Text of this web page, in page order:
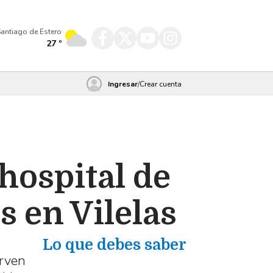
de Estero
27 º
Ingresar/Crear cuenta
de
en Vilelas
Lo que debes saber